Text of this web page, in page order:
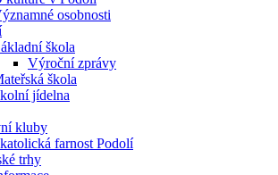
osobnosti
škola
Výroční zprávy
škola
jídelna
kluby
farnost Podolí
trhy